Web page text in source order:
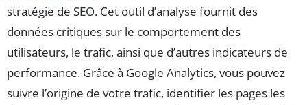
stratégie de SEO. Cet outil d’analyse fournit des
données critiques sur le comportement des
utilisateurs, le trafic, ainsi que d’autres indicateurs de
performance. Grâce à Google Analytics, vous pouvez
suivre l’origine de votre trafic, identifier les pages les